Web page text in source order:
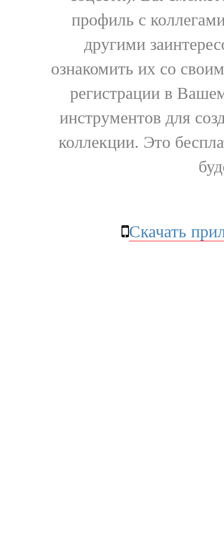
профиль с
другими
ознакомить их со
регистрации в
инструментов для
коллекции. Это
Скачать